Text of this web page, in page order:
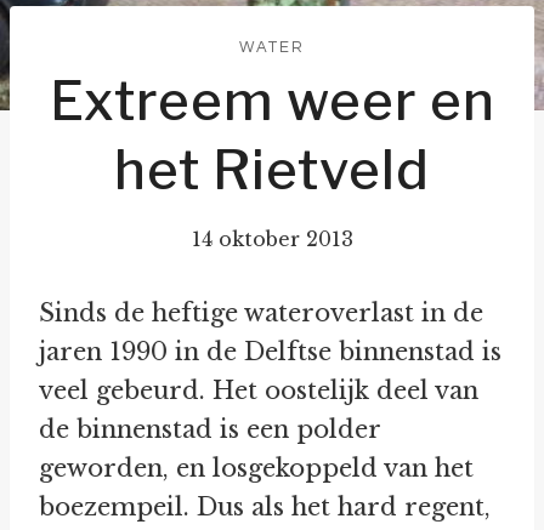
WATER
Extreem weer en
het Rietveld
14 oktober 2013
Sinds de heftige wateroverlast in de
jaren 1990 in de Delftse binnenstad is
veel gebeurd. Het oostelijk deel van
de binnenstad is een polder
geworden, en losgekoppeld van het
boezempeil. Dus als het hard regent,